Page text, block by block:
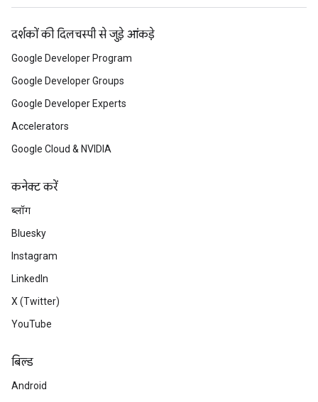
दर्शकों की दिलचस्पी से जुड़े आंकड़े
Google Developer Program
Google Developer Groups
Google Developer Experts
Accelerators
Google Cloud & NVIDIA
कनेक्ट करें
ब्लॉग
Bluesky
Instagram
LinkedIn
X (Twitter)
YouTube
बिल्ड
Android